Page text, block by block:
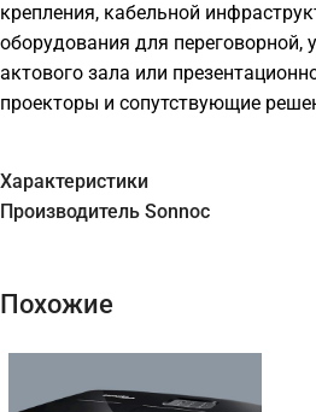
крепления, кабельной
оборудования для переговорной,
актового зала или
проекторы и сопутствующие
Характеристики
Производитель Sonnoc
Похожие